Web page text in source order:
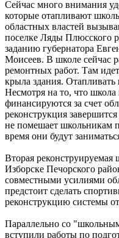
Сейчас много внимания
которые отапливают
областных властей
поселке Ляды Плюсского
заданию губернатора
Моисеев. В школе сейчас
ремонтных работ. Там
крыла здания. Отапливать
Несмотря на то, что
финансируются за счет
реконструкция
не помешает школьникам
время они будут
Вторая
Изборске Печорского
совместными усилиями
предстоит сделать
реконструкцию системы
Параллельно со
вступили работы по